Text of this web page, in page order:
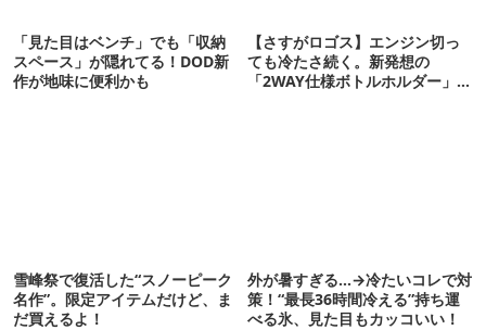
「見た目はベンチ」でも「収納
スペース」が隠れてる！DOD新
作が地味に便利かも
【さすがロゴス】エンジン切っ
ても冷たさ続く。新発想の
「2WAY仕様ボトルホルダー」が
雪峰祭で復活した“スノーピーク
名作”。限定アイテムだけど、ま
だ買えるよ！
外が暑すぎる…→冷たいコレで対
策！“最長36時間冷える”持ち運
べる氷、見た目もカッコいい！